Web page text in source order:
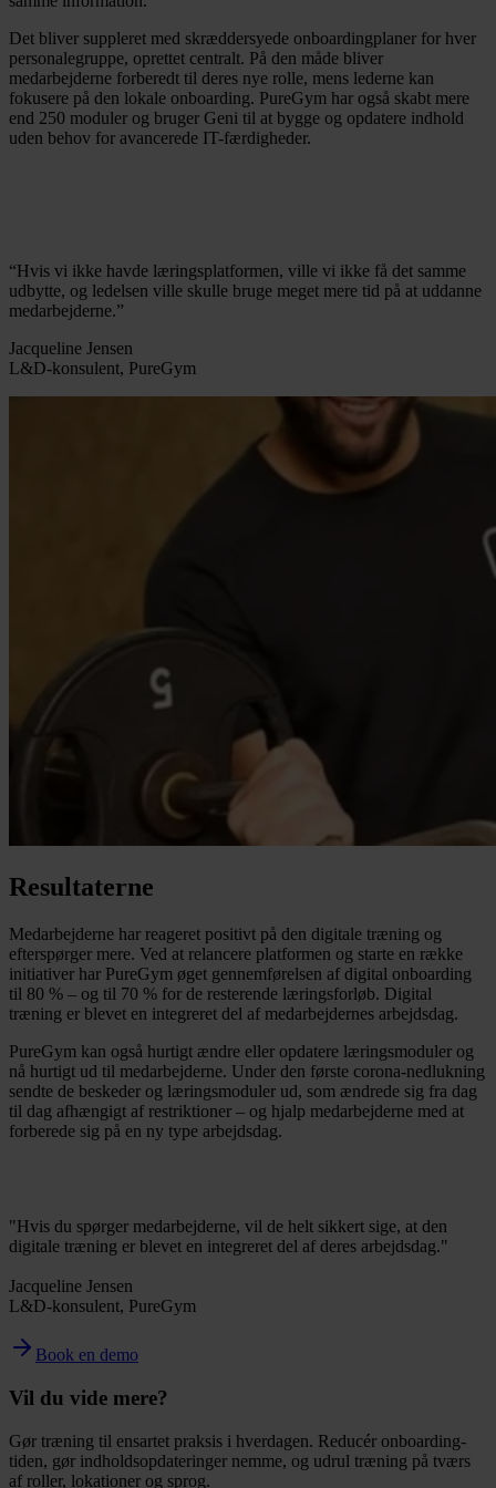
Det bliver suppleret med skræddersyede onboardingplaner for hver
personalegruppe, oprettet centralt. På den måde bliver
medarbejderne forberedt til deres nye rolle, mens lederne kan
fokusere på den lokale onboarding. PureGym har også skabt mere
end 250 moduler og bruger Geni til at bygge og opdatere indhold
uden behov for avancerede IT-færdigheder.
“Hvis vi ikke havde læringsplatformen, ville vi ikke få det samme
udbytte, og ledelsen ville skulle bruge meget mere tid på at uddanne
medarbejderne.”
Jacqueline Jensen
L&D-konsulent, PureGym
Resultaterne
Medarbejderne har reageret positivt på den digitale træning og
efterspørger mere. Ved at relancere platformen og starte en række
initiativer har PureGym øget gennemførelsen af digital onboarding
til 80 % – og til 70 % for de resterende læringsforløb. Digital
træning er blevet en integreret del af medarbejdernes arbejdsdag.
PureGym kan også hurtigt ændre eller opdatere læringsmoduler og
nå hurtigt ud til medarbejderne. Under den første corona-nedlukning
sendte de beskeder og læringsmoduler ud, som ændrede sig fra dag
til dag afhængigt af restriktioner – og hjalp medarbejderne med at
forberede sig på en ny type arbejdsdag.
"Hvis du spørger medarbejderne, vil de helt sikkert sige, at den
digitale træning er blevet en integreret del af deres arbejdsdag."
Jacqueline Jensen
L&D-konsulent, PureGym
Book en demo
Vil du vide mere?
Gør træning til ensartet praksis i hverdagen. Reducér onboarding-
tiden, gør indholdsopdateringer nemme, og udrul træning på tværs
af roller, lokationer og sprog.